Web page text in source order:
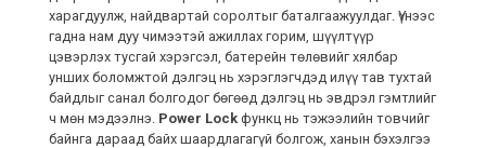
харагдуулж, найдвартай соролтыг баталгаажуулдаг. Үүнээс
гадна нам дуу чимээтэй ажиллах горим, шүүлтүүр
цэвэрлэх тусгай хэрэгсэл, батерейн төлөвийг хялбар
унших боломжтой дэлгэц нь хэрэглэгчдэд илүү тав тухтай
байдлыг санал болгодог бөгөөд дэлгэц нь эвдрэл гэмтлийг
ч мөн мэдээлнэ. Power Lockфункц нь тэжээлийн товчийг
байнга дараад байх шаардлагагүй болгож, ханын бэхэлгээ